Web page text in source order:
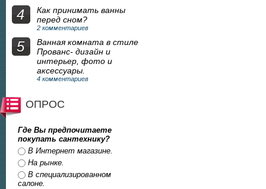
4
Как принимать ванны
перед сном?
2 комментариев
5
Ванная комната в стиле
Прованс- дизайн и
интерьер, фото и
аксессуары.
4 комментариев
ОПРОС
Где Вы предпочитаете
покупать сантехнику?
Ответы
В Интернет магазине.
На рынке.
В специализированном
салоне.